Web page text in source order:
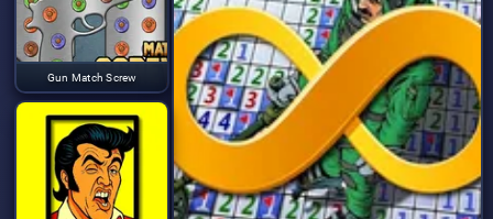
Gun Match Screw